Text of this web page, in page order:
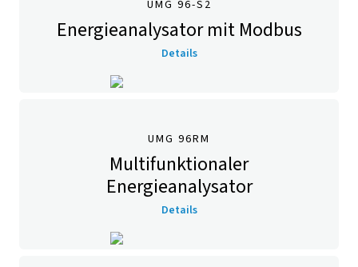
UMG 96-S2
Energieanalysator mit Modbus
Details
UMG 96RM
Multifunktionaler
Energieanalysator
Details